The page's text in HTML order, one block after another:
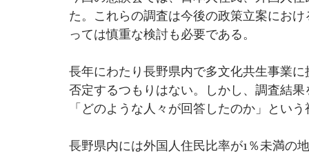
た。これらの調査は今後の政策立案にお
っては慎重な検討も必要である。
長年にわたり長野県内で多文化共生事業
否定するつもりはない。しかし、調査結
「どのような人々が回答したのか」とい
長野県内には外国人住民比率が1％未満の